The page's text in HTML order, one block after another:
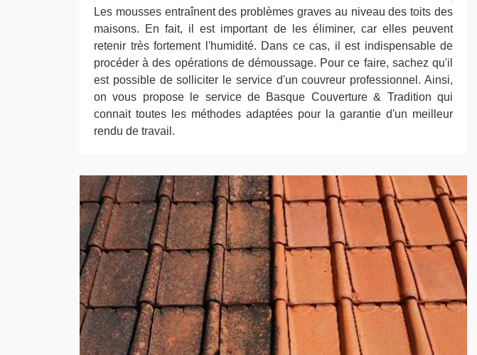
Les mousses entraînent des problèmes graves au niveau des toits des
maisons. En fait, il est important de les éliminer, car elles peuvent
retenir très fortement l'humidité. Dans ce cas, il est indispensable de
procéder à des opérations de démoussage. Pour ce faire, sachez qu'il
est possible de solliciter le service d'un couvreur professionnel. Ainsi,
on vous propose le service de Basque Couverture & Tradition qui
connait toutes les méthodes adaptées pour la garantie d'un meilleur
rendu de travail.